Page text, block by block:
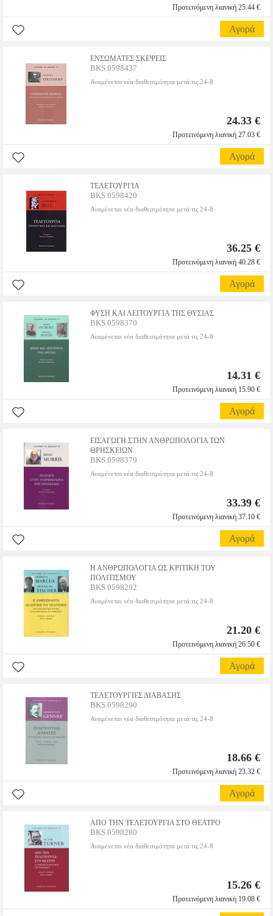
Προτεινόμενη λιανική 25.44 €
Αγορά
ΕΝΣΩΜΑΤΕΣ ΣΚΕΨΕΙΣ
BKS.0598437
Αναμένεται νέα διαθεσιμότητα μετά τις 24-8
24.33 €
Προτεινόμενη λιανική 27.03 €
Αγορά
ΤΕΛΕΤΟΥΡΓΙΑ
BKS.0598420
Αναμένεται νέα διαθεσιμότητα μετά τις 24-8
36.25 €
Προτεινόμενη λιανική 40.28 €
Αγορά
ΦΥΣΗ ΚΑΙ ΛΕΙΤΟΥΡΓΙΑ ΤΗΣ ΘΥΣΙΑΣ
BKS.0598370
Αναμένεται νέα διαθεσιμότητα μετά τις 24-8
14.31 €
Προτεινόμενη λιανική 15.90 €
Αγορά
ΕΙΣΑΓΩΓΗ ΣΤΗΝ ΑΝΘΡΩΠΟΛΟΓΙΑ ΤΩΝ
ΘΡΗΣΚΕΙΩΝ
BKS.0598379
Αναμένεται νέα διαθεσιμότητα μετά τις 24-8
33.39 €
Προτεινόμενη λιανική 37.10 €
Αγορά
Η ΑΝΘΡΩΠΟΛΟΓΙΑ ΩΣ ΚΡΙΤΙΚΗ ΤΟΥ
ΠΟΛΙΤΙΣΜΟΥ
BKS.0598292
Αναμένεται νέα διαθεσιμότητα μετά τις 24-8
21.20 €
Προτεινόμενη λιανική 26.50 €
Αγορά
ΤΕΛΕΤΟΥΡΓΙΕΣ ΔΙΑΒΑΣΗΣ
BKS.0598290
Αναμένεται νέα διαθεσιμότητα μετά τις 24-8
18.66 €
Προτεινόμενη λιανική 23.32 €
Αγορά
ΑΠΟ ΤΗΝ ΤΕΛΕΤΟΥΡΓΙΑ ΣΤΟ ΘΕΑΤΡΟ
BKS.0598280
Αναμένεται νέα διαθεσιμότητα μετά τις 24-8
15.26 €
Προτεινόμενη λιανική 19.08 €